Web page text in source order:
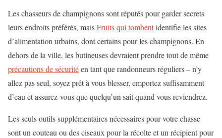
Les chasseurs de champignons sont réputés pour garder secrets
leurs endroits préférés, maisFruits qui tombentidentifie les sites
d’alimentation urbains, dont certains pour les champignons. En
dehors de la ville, les butineuses devraient prendre tout de même
précautions de sécuritéen tant que randonneurs réguliers – n’y
allez pas seul, soyez prêt à vous blesser, emportez suffisamment
d’eau et assurez-vous que quelqu’un sait quand vous reviendrez.
Les seuls outils supplémentaires nécessaires pour votre chasse
sont un couteau ou des ciseaux pour la récolte et un récipient pour